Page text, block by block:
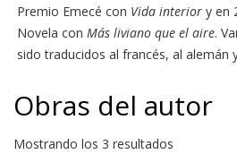
Premio Emecé con Vida interior y en
Novela con Más liviano que el aire.
sido traducidos al francés, al alemán
Obras del autor
Mostrando los 3 resultados